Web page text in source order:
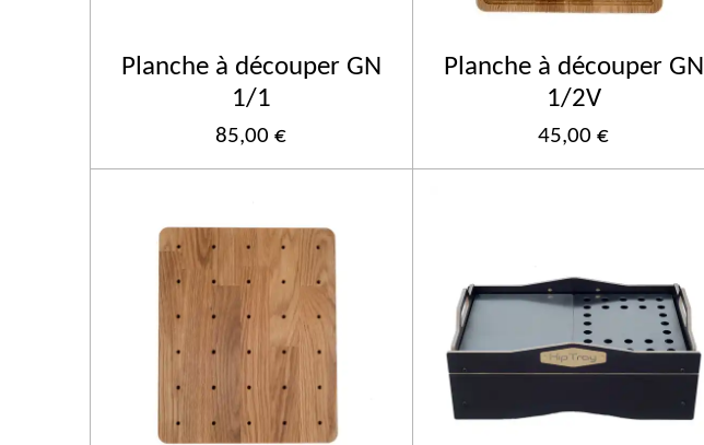
Planche à découper GN
1/1
85,00 €
Planche à découper GN
1/2V
45,00 €